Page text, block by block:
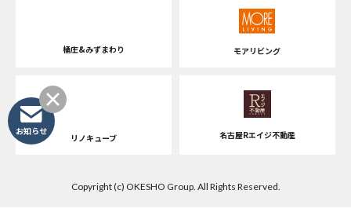
桶庄&みずまわり モアリビング
リノキューブ 名古屋Rエイジ不動産
Copyright (c) OKESHO Group. All Rights Reserved.
お知らせ